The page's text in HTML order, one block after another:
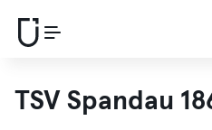
TSV Spandau